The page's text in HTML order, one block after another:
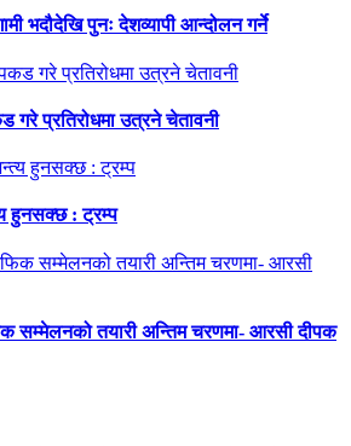
भदौदेखि पुनः देशव्यापी आन्दोलन गर्ने
गरे प्रतिरोधमा उत्रने चेतावनी
हुनसक्छ : ट्रम्प
सम्मेलनको तयारी अन्तिम चरणमा- आरसी दीपक